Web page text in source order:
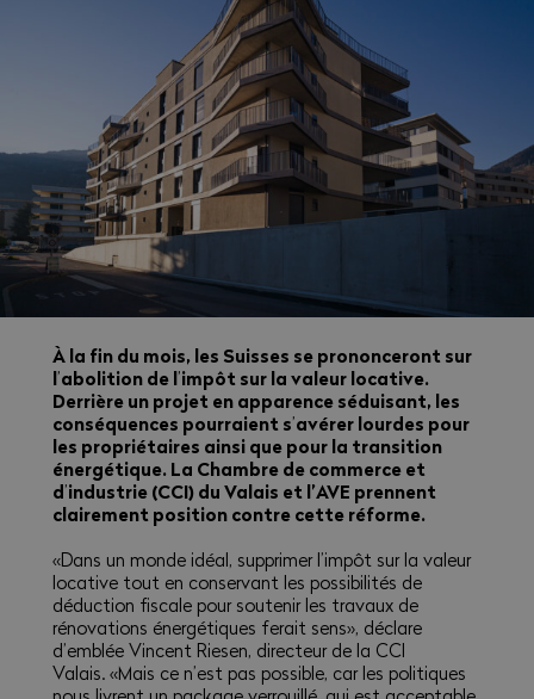
À la fin du mois, les Suisses se prononceront sur
l’abolition de l’impôt sur la valeur locative.
Derrière un projet en apparence séduisant, les
conséquences pourraient s’avérer lourdes pour
les propriétaires ainsi que pour la transition
énergétique. La Chambre de commerce et
d’industrie (CCI) du Valais et l’AVE prennent
clairement position contre cette réforme.
«Dans un monde idéal, supprimer l’impôt sur la valeur
locative tout en conservant les possibilités de
déduction fiscale pour soutenir les travaux de
rénovations énergétiques ferait sens», déclare
d’emblée Vincent Riesen, directeur de la CCI
Valais. «Mais ce n’est pas possible, car les politiques